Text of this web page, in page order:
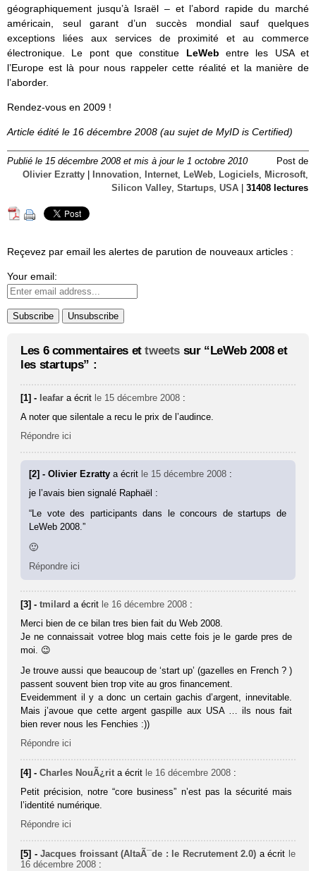
géographiquement jusqu’à Israël – et l’abord rapide du marché
américain, seul garant d’un succès mondial sauf quelques
exceptions liées aux services de proximité et au commerce
électronique. Le pont que constitue LeWeb entre les USA et
l’Europe est là pour nous rappeler cette réalité et la manière de
l’aborder.
Rendez-vous en 2009 !
Article édité le 16 décembre 2008 (au sujet de MyID is Certified)
Publié le 15 décembre 2008 et mis à jour le 1 octobre 2010
Post de
Olivier Ezratty
Innovation, Internet, LeWeb, Logiciels, Microsoft,
Silicon Valley, Startups, USA 31408 lectures
Reçevez par email les alertes de parution de nouveaux articles :
Your email:
Les 6 commentaires ettweets sur “LeWeb 2008 et
les startups” :
[1] - leafar a écrit le 15 décembre 2008 :
A noter que silentale a recu le prix de l’audince.
Répondre ici
[2] - Olivier Ezrattya écrit le 15 décembre 2008 :
je l’avais bien signalé Raphaël :
“Le vote des participants dans le concours de startups de
LeWeb 2008.”
🙂
Répondre ici
[3] -tmilard a écrit le 16 décembre 2008 :
Merci bien de ce bilan tres bien fait du Web 2008.
Je ne connaissait votree blog mais cette fois je le garde pres de
moi. 😉
Je trouve aussi que beaucoup de ‘start up’ (gazelles en French ? )
passent souvent bien trop vite au gros financement.
Eveidemment il y a donc un certain gachis d’argent, innevitable.
Mais j’avoue que cette argent gaspille aux USA … ils nous fait
bien rever nous les Fenchies :))
Répondre ici
[4] -Charles NouÃ¿rit a écrit le 16 décembre 2008 :
Petit précision, notre “core business” n’est pas la sécurité mais
l’identité numérique.
Répondre ici
[5] -Jacques froissant (AltaÃ¯de : le Recrutement 2.0) a écrit le
16 décembre 2008 :